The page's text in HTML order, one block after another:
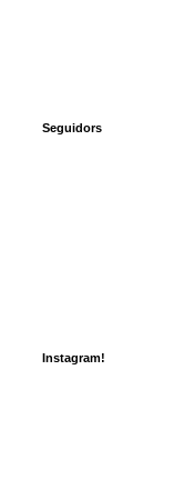
Seguidors
Instagram!